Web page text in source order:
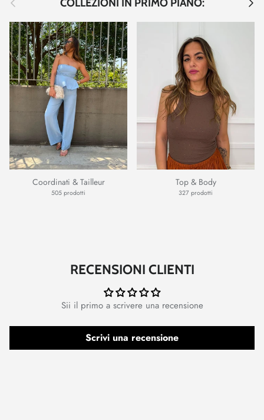
Coordinati & Tailleur
505 prodotti
Top & Body
327 prodotti
RECENSIONI CLIENTI
Sii il primo a scrivere una recensione
Scrivi una recensione